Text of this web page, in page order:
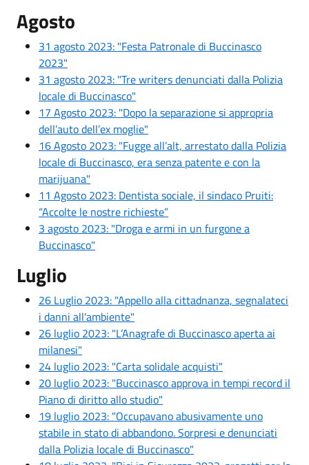
Agosto
31 agosto 2023: "Festa Patronale di Buccinasco
2023"
31 agosto 2023: "Tre writers denunciati dalla Polizia
locale di Buccinasco"
17 Agosto 2023: "Dopo la separazione si appropria
dell’auto dell’ex moglie"
16 Agosto 2023: "Fugge all’alt, arrestato dalla Polizia
locale di Buccinasco, era senza patente e con la
marijuana"
11 Agosto 2023: Dentista sociale, il sindaco Pruiti:
“Accolte le nostre richieste”
3 agosto 2023: "Droga e armi in un furgone a
Buccinasco"
Luglio
26 Luglio 2023: "Appello alla cittadnanza, segnalateci
i danni all'ambiente"
26 luglio 2023: "L’Anagrafe di Buccinasco aperta ai
milanesi"
24 luglio 2023: "Carta solidale acquisti"
20 luglio 2023: "Buccinasco approva in tempi record il
Piano di diritto allo studio"
19 luglio 2023: "Occupavano abusivamente uno
stabile in stato di abbandono. Sorpresi e denunciati
dalla Polizia locale di Buccinasco"